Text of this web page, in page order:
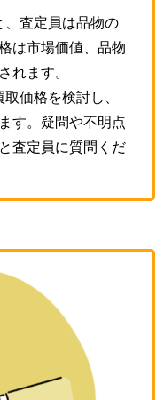
、査定員は品物の
は市場価値、品物
れます。
価格を検討し、
す。疑問や不明点
査定員に質問くだ